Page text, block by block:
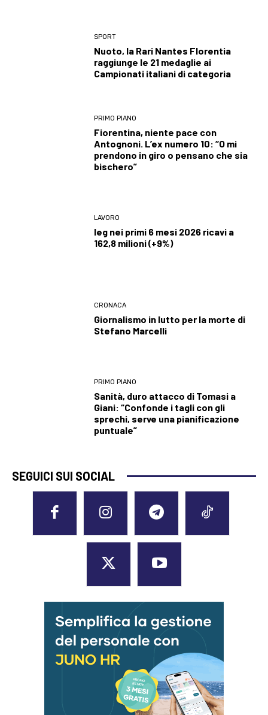
SPORT
Nuoto, la Rari Nantes Florentia
raggiunge le 21 medaglie ai
Campionati italiani di categoria
PRIMO PIANO
Fiorentina, niente pace con
Antognoni. L’ex numero 10: “O mi
prendono in giro o pensano che sia
bischero”
LAVORO
Ieg nei primi 6 mesi 2026 ricavi a
162,8 milioni (+9%)
CRONACA
Giornalismo in lutto per la morte di
Stefano Marcelli
PRIMO PIANO
Sanità, duro attacco di Tomasi a
Giani: “Confonde i tagli con gli
sprechi, serve una pianificazione
puntuale”
SEGUICI SUI SOCIAL